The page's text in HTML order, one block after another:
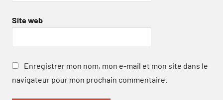
Site web
Enregistrer mon nom, mon e-mail et mon site dans le
navigateur pour mon prochain commentaire.